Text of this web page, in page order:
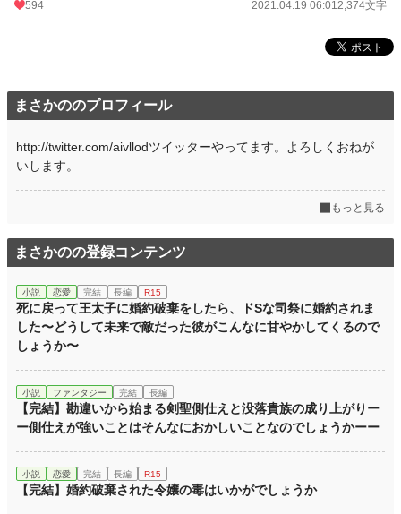
月間ポイント 3,122 pt (11,902 位)
年間ポイント 38,092 pt (12,805 位)
累計ポイント 146,399 pt (24,269 位)
594 2021.04.19 06:012,374文字
まさかののプロフィール
http://twitter.com/aivllodツイッターやってます。よろしくおねが
いします。
もっと見る
まさかのの登録コンテンツ
小説 恋愛 完結 長編 R15
死に戻って王太子に婚約破棄をしたら、ドSな司祭に婚約されま
した〜どうして未来で敵だった彼がこんなに甘やかしてくるので
しょうか〜
小説 ファンタジー 完結 長編
【完結】勘違いから始まる剣聖側仕えと没落貴族の成り上がりー
ー側仕えが強いことはそんなにおかしいことなのでしょうかーー
小説 恋愛 完結 長編 R15
【完結】婚約破棄された令嬢の毒はいかがでしょうか